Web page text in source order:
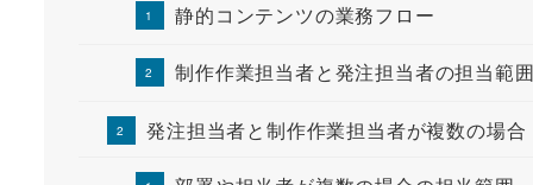
静的コンテンツの業務フロー
制作作業担当者と発注担当者の担当範
発注担当者と制作作業担当者が複数の場合